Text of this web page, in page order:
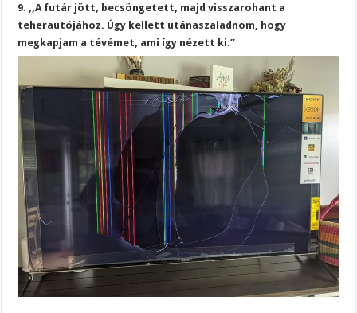
9. ,,A futár jött, becsöngetett, majd visszarohant a
teherautójához. Úgy kellett utánaszaladnom, hogy
megkapjam a tévémet, ami így nézett ki.”